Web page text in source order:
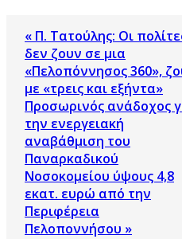
« Π. Τατούλης: Οι
δεν ζουν σε μια
«Πελοπόννησος 360»,
με «τρεις και εξήντα»
Προσωρινός ανάδοχος
την ενεργειακή
αναβάθμιση του
Παναρκαδικού
Νοσοκομείου ύψους 4,8
εκατ. ευρώ από την
Περιφέρεια
Πελοποννήσου »